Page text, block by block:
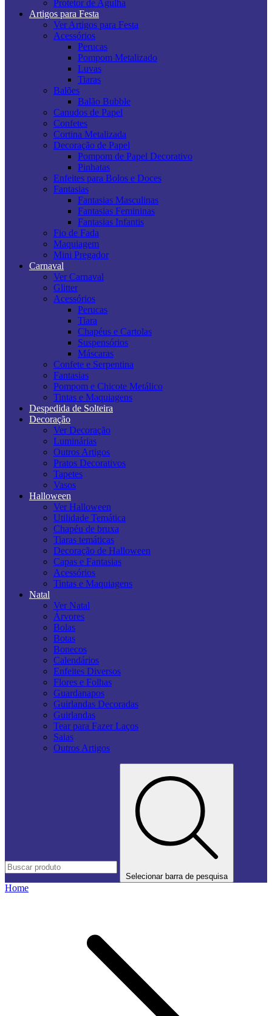
Protetor de Agulha
Artigos para Festa
Ver Artigos para Festa
Acessórios
Perucas
Pompom Metalizado
Luvas
Tiaras
Balões
Balão Bubble
Canudos de Papel
Confetes
Cortina Metalizada
Decoração de Papel
Pompom de Papel Decorativo
Pinhatas
Enfeites para Bolos e Doces
Fantasias
Fantasias Masculinas
Fantasias Femininas
Fantasias Infantis
Fio de Fada
Maquiagem
Mini Pregador
Carnaval
Ver Carnaval
Glitter
Acessórios
Perucas
Tiara
Chapéus e Cartolas
Suspensórios
Máscaras
Confete e Serpentina
Fantasias
Pompom e Chicote Metálico
Tintas e Maquiagens
Despedida de Solteira
Decoração
Ver Decoração
Luminárias
Outros Artigos
Pratos Decorativos
Tapetes
Vasos
Halloween
Ver Halloween
Utilidade Temática
Chapéu de bruxa
Tiaras temáticas
Decoração de Halloween
Capas e Fantasias
Acessórios
Tintas e Maquiagens
Natal
Ver Natal
Árvores
Bolas
Botas
Bonecos
Calendários
Enfeites Diversos
Flores e Folhas
Guardanapos
Guirlandas Decoradas
Guirlandas
Tear para Fazer Laços
Saias
Outros Artigos
Selecionar barra de pesquisa
Home